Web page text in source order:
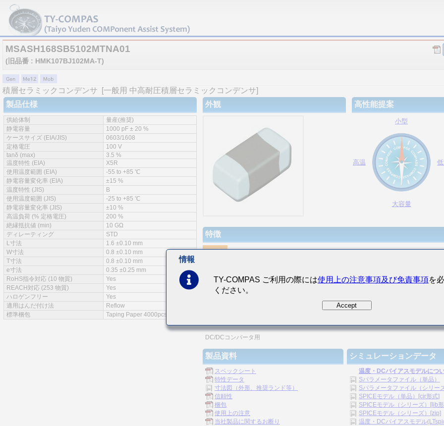
MSASH168SB5102MTNA01
(旧品番 : HMK107BJ102MA-T)
積層セラミックコンデンサ
[一般用 中高耐圧積層セラミックコンデンサ]
製品仕様
供給体制
量産(推奨)
静電容量
1000 pF ± 20 %
ケースサイズ (EIA/JIS)
0603/1608
定格電圧
100 V
tanδ (max)
3.5 %
温度特性 (EIA)
X5R
使用温度範囲 (EIA)
-55 to +85 ℃
静電容量変化率 (EIA)
±15 %
温度特性 (JIS)
B
使用温度範囲 (JIS)
-25 to +85 ℃
静電容量変化率 (JIS)
±10 %
高温負荷 (% 定格電圧)
200 %
絶縁抵抗値 (min)
10 GΩ
ディレーティング
STD
L寸法
1.6 ±0.10 mm
W寸法
0.8 ±0.10 mm
T寸法
0.8 ±0.10 mm
e寸法
0.35 ±0.25 mm
RoHS指令対応 (10 物質)
Yes
REACH対応 (253 物質)
Yes
ハロゲンフリー
Yes
適用はんだ付け法
Reflow
標準梱包
Taping Paper 4000pcs
外観 高性能提案
小型
高温
大容量
特徴
電極にNi金属を使用しており、マイグレーションが発生せず、高信頼性を示します。
高定格電圧でありながら小型形状です。
DC/DCコンバータ用
製品資料
スペックシート
特性データ
寸法図（外形、推奨ランド等）
信頼性
梱包
使用上の注意
当社製品に関するお断り
シミュレーションデータ
温度・DCバイアスモデルにつ
Sパラメータファイル（単品）
Sパラメータファイル（シリー
SPICEモデル（単品）[cir形式]
SPICEモデル（シリーズ）[lib
SPICEモデル（シリーズ）[zip]
温度・DCバイアスモデル
情報
TY-COMPAS ご利用の際には使用上の注意事項及び免責事項を
ください。
Accept